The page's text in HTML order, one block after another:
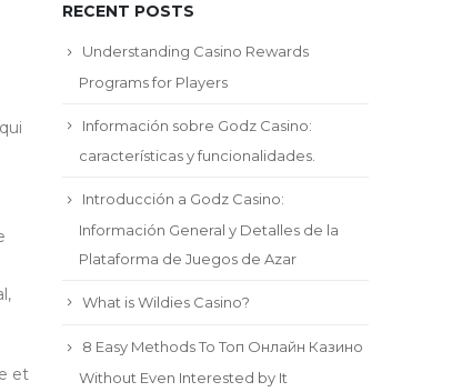
et
RECENT POSTS
Understanding Casino Rewards
Programs for Players
Información sobre Godz Casino:
características y funcionalidades.
Introducción a Godz Casino:
Información General y Detalles de la
Plataforma de Juegos de Azar
What is Wildies Casino?
8 Easy Methods To Топ Онлайн Казино
Without Even Interested by It